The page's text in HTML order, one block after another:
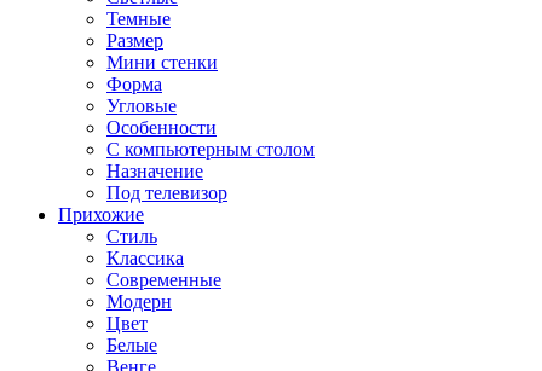
Темные
Размер
Мини стенки
Форма
Угловые
Особенности
С компьютерным столом
Назначение
Под телевизор
Прихожие
Стиль
Классика
Современные
Модерн
Цвет
Белые
Венге